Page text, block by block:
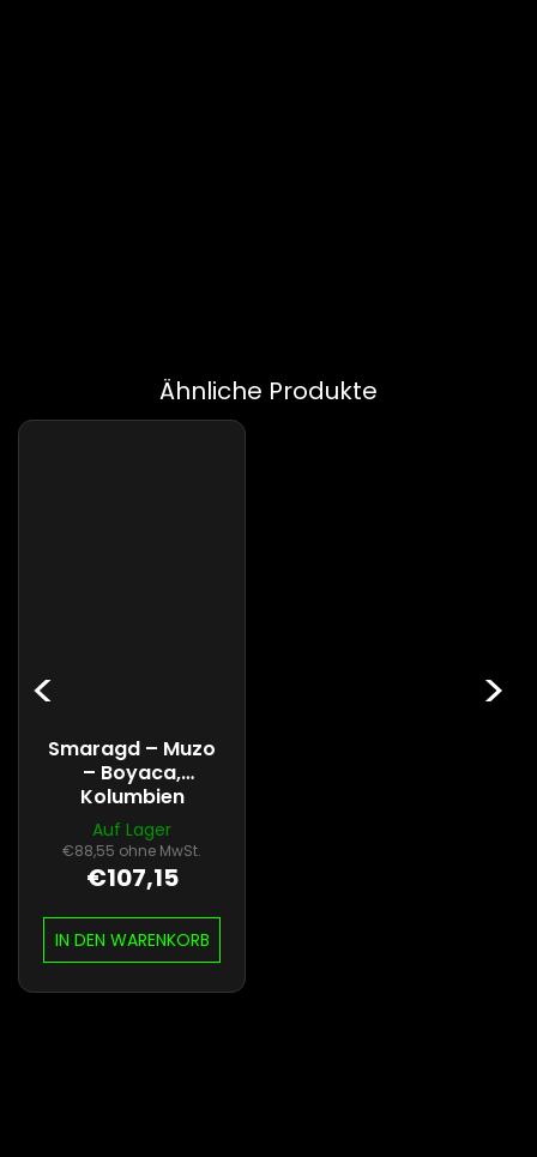
Smaragd – Muzo
– Boyaca,
Kolumbien
Auf Lager
€88,55 ohne MwSt.
€107,15
IN DEN WARENKORB